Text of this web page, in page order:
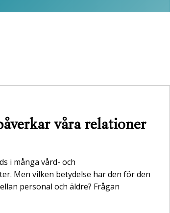
våra relationer
i många vård- och
Men vilken betydelse har den för den
personal och äldre? Frågan